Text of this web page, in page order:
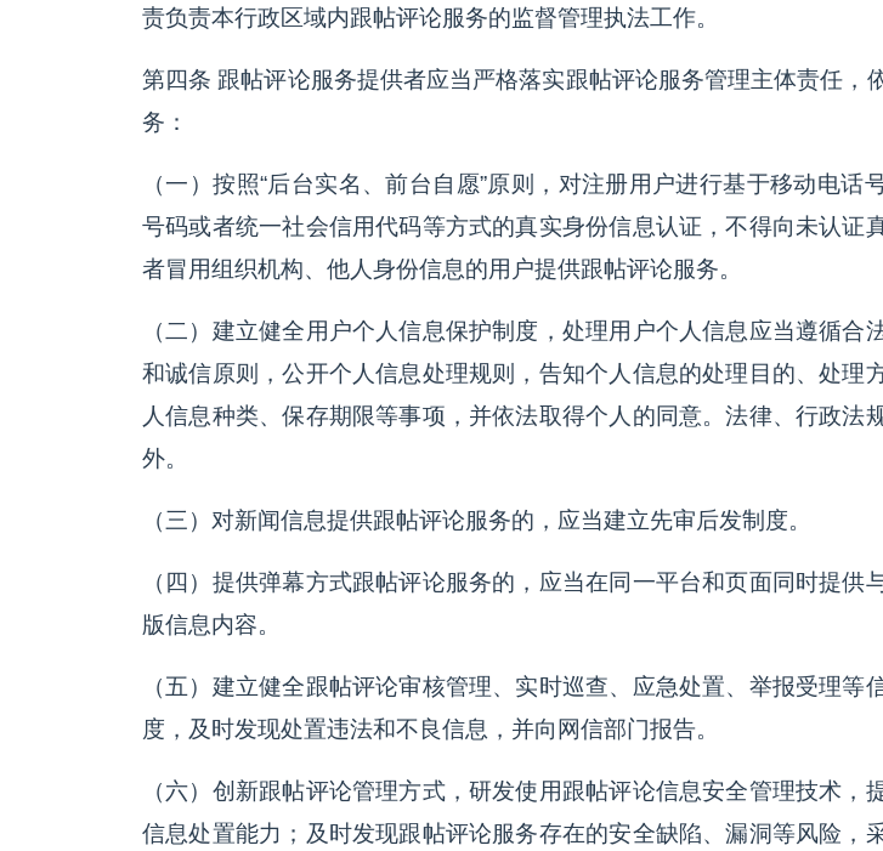
责负责本行政区域内跟帖评论服务的监督管理执法工作。
第四条 跟帖评论服务提供者应当严格落实跟帖评论服务管理主体责任，
务：
（一）按照“后台实名、前台自愿”原则，对注册用户进行基于移动电话
号码或者统一社会信用代码等方式的真实身份信息认证，不得向未认证
者冒用组织机构、他人身份信息的用户提供跟帖评论服务。
（二）建立健全用户个人信息保护制度，处理用户个人信息应当遵循合
和诚信原则，公开个人信息处理规则，告知个人信息的处理目的、处理
人信息种类、保存期限等事项，并依法取得个人的同意。法律、行政法
外。
（三）对新闻信息提供跟帖评论服务的，应当建立先审后发制度。
（四）提供弹幕方式跟帖评论服务的，应当在同一平台和页面同时提供
版信息内容。
（五）建立健全跟帖评论审核管理、实时巡查、应急处置、举报受理等
度，及时发现处置违法和不良信息，并向网信部门报告。
（六）创新跟帖评论管理方式，研发使用跟帖评论信息安全管理技术，
信息处置能力；及时发现跟帖评论服务存在的安全缺陷、漏洞等风险，